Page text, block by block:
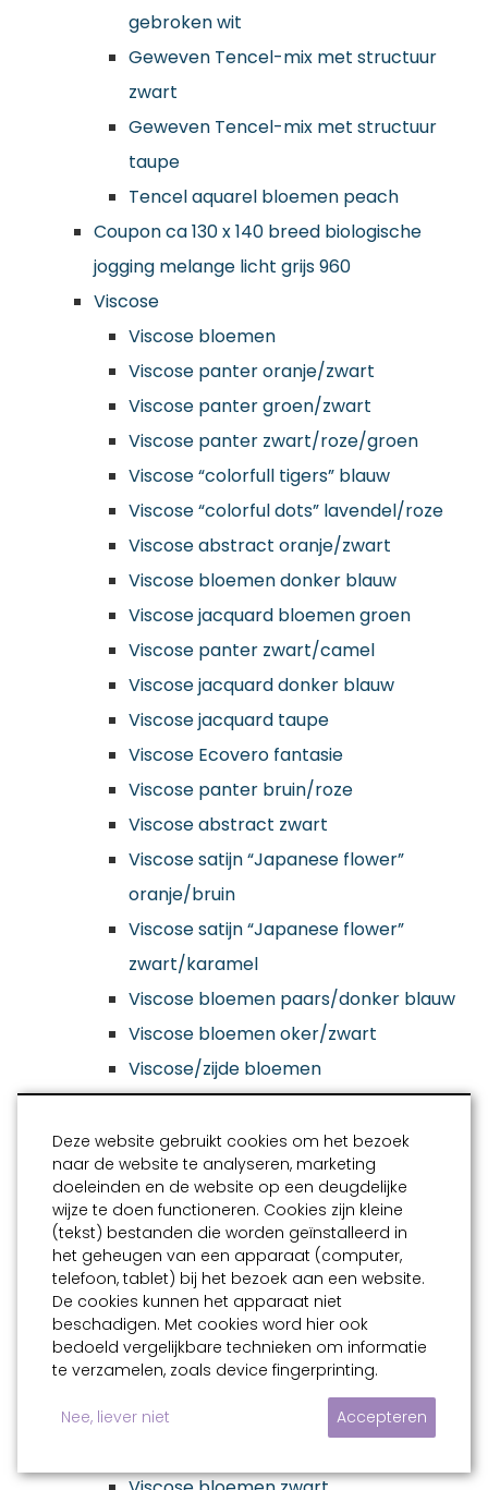
gebroken wit
Geweven Tencel-mix met structuur
zwart
Geweven Tencel-mix met structuur
taupe
Tencel aquarel bloemen peach
Coupon ca 130 x 140 breed biologische
jogging melange licht grijs 960
Viscose
Viscose bloemen
Viscose panter oranje/zwart
Viscose panter groen/zwart
Viscose panter zwart/roze/groen
Viscose “colorfull tigers” blauw
Viscose “colorful dots” lavendel/roze
Viscose abstract oranje/zwart
Viscose bloemen donker blauw
Viscose jacquard bloemen groen
Viscose panter zwart/camel
Viscose jacquard donker blauw
Viscose jacquard taupe
Viscose Ecovero fantasie
Viscose panter bruin/roze
Viscose abstract zwart
Viscose satijn “Japanese flower”
oranje/bruin
Viscose satijn “Japanese flower”
zwart/karamel
Viscose bloemen paars/donker blauw
Viscose bloemen oker/zwart
Viscose/zijde bloemen
Viscose stretch “leaves” zwart/creme
Viscose stretch mandala bruin/blauw
Viscose jacquard “snake skin” karamel
Viscose jacquard “snake skin” groen
Viscose jacquard “spots” karamel
Viscose abstract vanille/zwart
Viscose abstract blauw/zwart
Viscose bladeren zwart
Viscose herftbladeren groen
Geweven viscose satijn stretch
Deze website gebruikt cookies om het bezoek
naar de website te analyseren, marketing
doeleinden en de website op een deugdelijke
wijze te doen functioneren. Cookies zijn kleine
(tekst) bestanden die worden geïnstalleerd in
het geheugen van een apparaat (computer,
telefoon, tablet) bij het bezoek aan een website.
De cookies kunnen het apparaat niet
beschadigen. Met cookies word hier ook
bedoeld vergelijkbare technieken om informatie
te verzamelen, zoals device fingerprinting.
Nee, liever niet Accepteren